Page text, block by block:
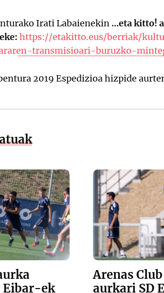
Irati Labaienekin ...eta kitto!
https://etakitto.eus/berriak/
transmisioari-buruzko-
Eibar-ek
Arenas
aurkari SD